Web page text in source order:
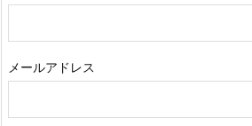
メールアドレス